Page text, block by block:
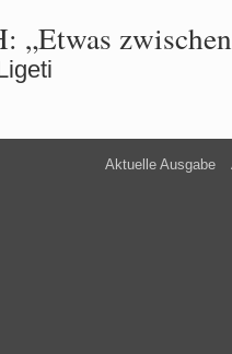
„Etwas
Aktuelle Ausgabe